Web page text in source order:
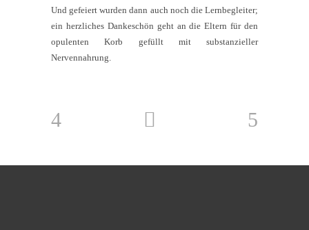
Und gefeiert wurden dann auch noch die Lernbegleiter;
ein herzliches Dankeschön geht an die Eltern für den
opulenten Korb gefüllt mit substanzieller
Nervennahrung.